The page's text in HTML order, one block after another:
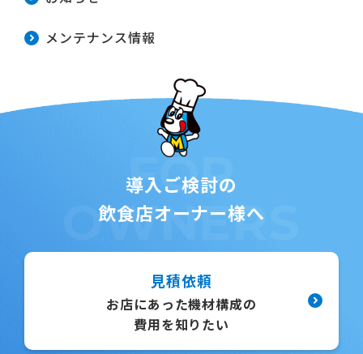
メンテナンス情報
導入ご検討の
飲食店オーナー様へ
FOR
OWNERS
見積依頼
お店にあった機材構成の
費用を知りたい